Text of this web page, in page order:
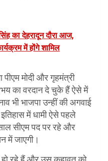
का देहरादून दौरा आज,
में होंगे शामिल
पीएम मोदी और गृहमंत्री
का वरदान दे चुके हैं ऐसे में
भी भाजपा उन्हीं की अगवाई
में धामी ऐसे पहले
सीएम पद पर रहे और
में जाएगी।